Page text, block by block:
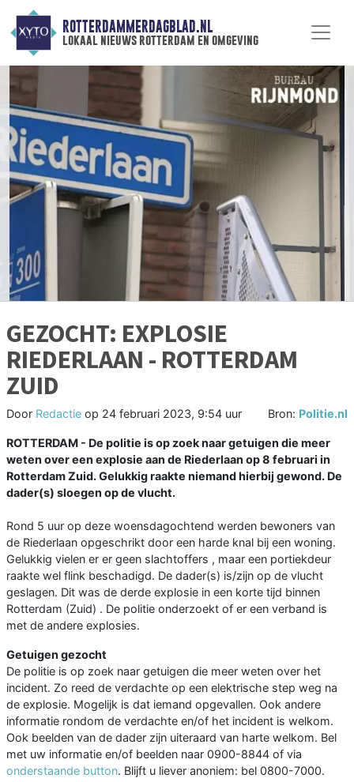
ROTTERDAMMERDAGBLAD.NL
lokaal nieuws rotterdam en omgeving
GEZOCHT: EXPLOSIE
RIEDERLAAN - ROTTERDAM
ZUID
Door Redactie op 24 februari 2023, 9:54 uur Bron: Politie.nl
ROTTERDAM - De politie is op zoek naar getuigen die meer
weten over een explosie aan de Riederlaan op 8 februari in
Rotterdam Zuid. Gelukkig raakte niemand hierbij gewond. De
dader(s) sloegen op de vlucht.
Rond 5 uur op deze woensdagochtend werden bewoners van
de Riederlaan opgeschrikt door een harde knal bij een woning.
Gelukkig vielen er er geen slachtoffers , maar een portiekdeur
raakte wel flink beschadigd. De dader(s) is/zijn op de vlucht
geslagen. Dit was de derde explosie in een korte tijd binnen
Rotterdam (Zuid) . De politie onderzoekt of er een verband is
met de andere explosies.
Getuigen gezocht
De politie is op zoek naar getuigen die meer weten over het
incident. Zo reed de verdachte op een elektrische step weg na
de explosie. Mogelijk is dat iemand opgevallen. Ook andere
informatie rondom de verdachte en/of het incident is welkom.
Ook beelden van de dader zijn uiteraard van harte welkom. Bel
met uw informatie en/of beelden naar 0900-8844 of via
onderstaande button. Blijft u liever anoniem: bel 0800-7000.